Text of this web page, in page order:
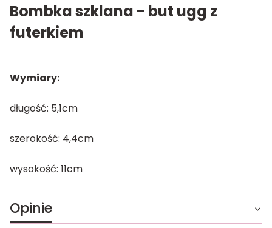
Bombka szklana - but ugg z
futerkiem
Wymiary:
długość: 5,1cm
szerokość: 4,4cm
wysokość: 11cm
Opinie